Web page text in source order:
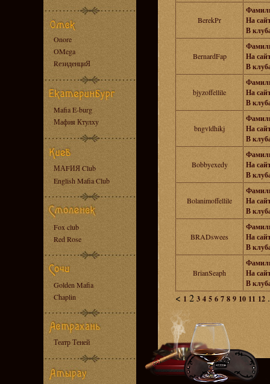
Onore
OMega
RезиденциЯ
Mafia E-burg
Мафия Ктулху
МАFИЯ Club
English Mafia Club
Fox club
Red Rose
Golden Mafia
Chaplin
Театр Теней
BerekPr
На
В
BernardFap
На
В
bjyzoffellile
На
В
bngvldhikj
На
В
Bobbyexedy
На
В
Bolanimoffellile
На
В
BRADswees
На
В
BrianSeaph
На
В
< 1 2 3 4 5 6 7 8 9 10 11 12